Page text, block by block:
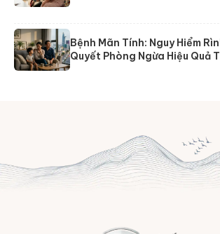
Bệnh Mãn Tính: Nguy Hiểm
Quyết Phòng Ngừa Hiệu Quả